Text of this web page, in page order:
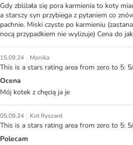
Gdy zbliżała się pora karmienia to koty
a starszy syn przybiega z pytaniem co
pachnie. Miski czyste po karmieniu
nocą przypadkiem nie wylizuje) Cena do
15.09.24 | Monika
This is a stars rating area from zero to 5:
Ocena
Mój kotek z chęcią ja je
05.09.24 | Kot Ryszard
This is a stars rating area from zero to 5:
Polecam